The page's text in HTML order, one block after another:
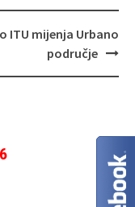
ITU mijenja Urbano
područje